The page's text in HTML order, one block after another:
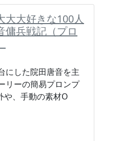
大大好きな100人
兵戦記（プロ
にした院田唐音を主
リーの簡易プロンプ
や、手動の素材O